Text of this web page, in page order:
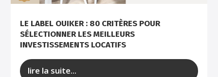
LE LABEL OUIKER : 80 CRITÈRES POUR
SÉLECTIONNER LES MEILLEURS
INVESTISSEMENTS LOCATIFS
lire la suite...